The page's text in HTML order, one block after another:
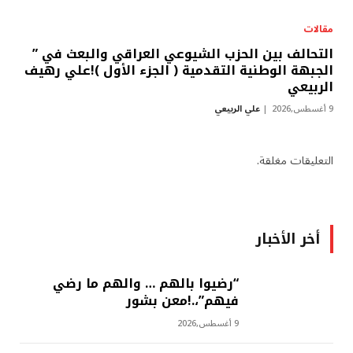
مقالات
التحالف بين الحزب الشيوعي العراقي والبعث في ”
الجبهة الوطنية التقدمية ( الجزء الأول )!علي رهيف
الربيعي
9 أغسطس,2026 علي الربيعي
التعليقات مغلقة.
أخر الأخبار
“رضيوا بالهم … والهم ما رضي
فيهم”،.!معن بشور
9 أغسطس,2026